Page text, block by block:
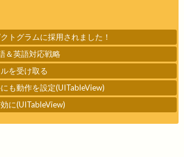
トグラムに採用されました！
＆英語対応戦略
を受け取る
も動作を設定(UITableView)
に(UITableView)